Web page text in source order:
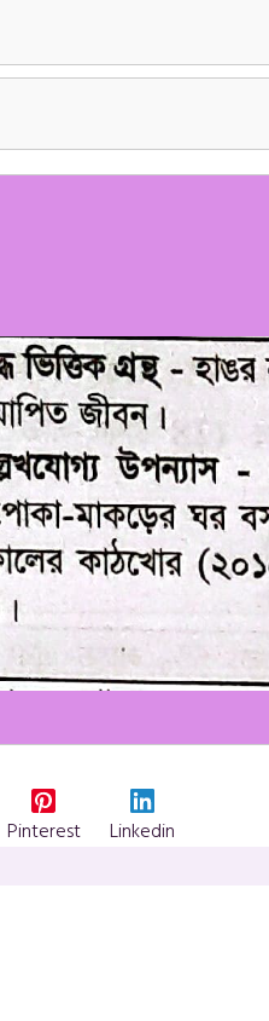
Pinterest Linkedin